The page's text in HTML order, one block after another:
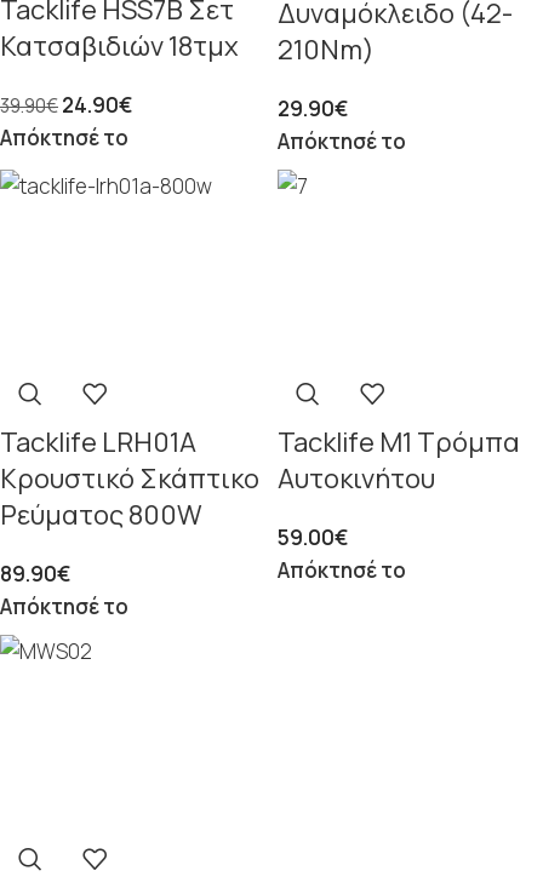
Tacklife HSS7B Σετ
Κατσαβιδιών 18τμχ
39.90€24.90€
Απόκτησέ το
Δυναμόκλειδο (42-
210Nm)
29.90€
Απόκτησέ το
Tacklife LRH01A
Κρουστικό Σκάπτικο
Ρεύματος 800W
89.90€
Απόκτησέ το
Tacklife M1 Τρόμπα
Αυτοκινήτου
59.00€
Απόκτησέ το